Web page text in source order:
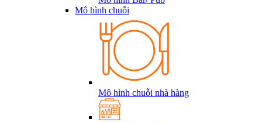
Mô hình chuỗi
Mô hình chuỗi nhà hàng